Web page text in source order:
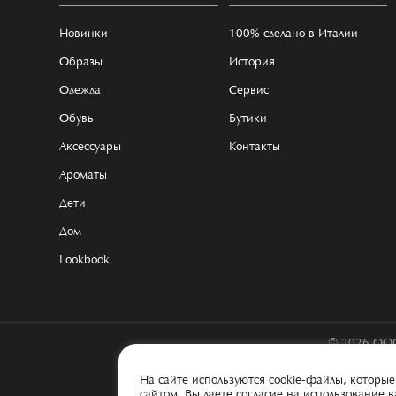
На сайте используются cookie-файлы,
Новинки
Образы
Одежда
Обувь
Аксессуары
Ароматы
Дети
Дом
Lookbook
100% сделано в Италии
История
Сервис
Бутики
Контакты
© 2026 ООО